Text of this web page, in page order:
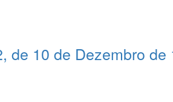
de 10 de Dezembro de